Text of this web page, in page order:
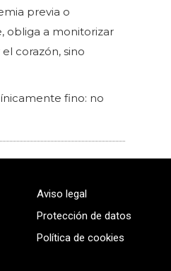
previa o
obliga a monitorizar
corazón, sino
fino: no
Aviso legal
Protección de datos
Política de cookies